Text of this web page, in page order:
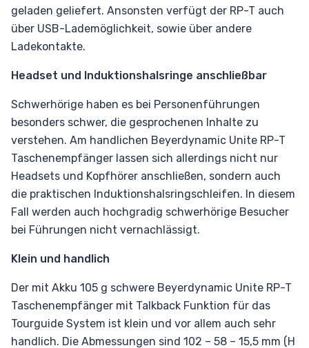
geladen geliefert. Ansonsten verfügt der RP-T auch
über USB-Lademöglichkeit, sowie über andere
Ladekontakte.
Headset und Induktionshalsringe anschließbar
Schwerhörige haben es bei Personenführungen
besonders schwer, die gesprochenen Inhalte zu
verstehen. Am handlichen Beyerdynamic Unite RP-T
Taschenempfänger lassen sich allerdings nicht nur
Headsets und Kopfhörer anschließen, sondern auch
die praktischen Induktionshalsringschleifen. In diesem
Fall werden auch hochgradig schwerhörige Besucher
bei Führungen nicht vernachlässigt.
Klein und handlich
Der mit Akku 105 g schwere Beyerdynamic Unite RP-T
Taschenempfänger mit Talkback Funktion für das
Tourguide System ist klein und vor allem auch sehr
handlich. Die Abmessungen sind 102 – 58 – 15,5 mm (H